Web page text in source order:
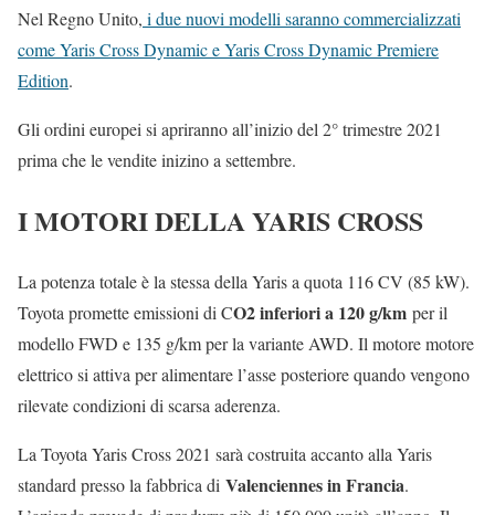
Nel Regno Unito, i due nuovi modelli saranno commercializzati
come Yaris Cross Dynamic e Yaris Cross Dynamic Premiere
Edition.
Gli ordini europei si apriranno all’inizio del 2° trimestre 2021
prima che le vendite inizino a settembre.
I MOTORI DELLA YARIS CROSS
La potenza totale è la stessa della Yaris a quota 116 CV (85 kW).
Toyota promette emissioni di CO2 inferiori a 120 g/km per il
modello FWD e 135 g/km per la variante AWD. Il motore motore
elettrico si attiva per alimentare l’asse posteriore quando vengono
rilevate condizioni di scarsa aderenza.
La Toyota Yaris Cross 2021 sarà costruita accanto alla Yaris
standard presso la fabbrica di Valenciennes in Francia.